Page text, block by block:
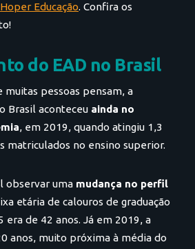
Hoper Educação. Confira os
do EAD no Brasil
muitas pessoas pensam, a
Brasil aconteceu ainda no
, em 2019, quando atingiu 1,3
matriculados no ensino superior.
observar uma mudança no perfil
etária de calouros de graduação
era de 42 anos. Já em 2019, a
anos, muito próxima à média do